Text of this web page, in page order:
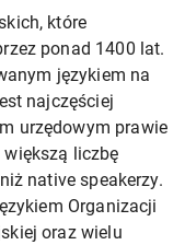
które
ponad 1400 lat.
językiem na
najczęściej
urzędowym prawie
większą liczbę
native speakerzy.
Organizacji
oraz wielu